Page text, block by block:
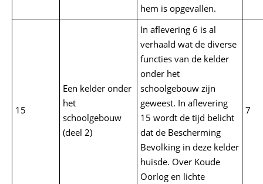
hem is opgevallen.
15
Een kelder onder
het
schoolgebouw
(deel 2)
In aflevering 6 is al
verhaald wat de diverse
functies van de kelder
onder het
schoolgebouw zijn
geweest. In aflevering
15 wordt de tijd belicht
dat de Bescherming
Bevolking in deze kelder
huisde. Over Koude
Oorlog en lichte
7